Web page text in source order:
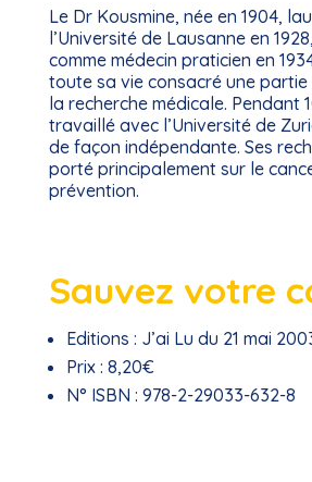
Le Dr Kousmine, née en 1904,
l’Université de Lausanne en
comme médecin praticien en
toute sa vie consacré une
la recherche médicale. Pendant
travaillé avec l’Université de
de façon indépendante. Ses
porté principalement sur le
prévention.
Sauvez votre
Editions : J’ai Lu du 21 mai
Prix : 8,20€
N° ISBN : 978-2-29033-632-8